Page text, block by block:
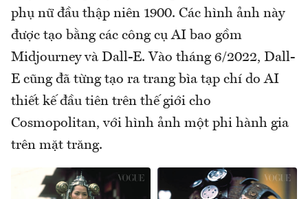
phụ nữ đầu thập niên 1900. Các hình ảnh này
được tạo bằng các công cụ AI bao gồm
Midjourney và Dall-E. Vào tháng 6/2022, Dall-
E cũng đã từng tạo ra trang bìa tạp chí do AI
thiết kế đầu tiên trên thế giới cho
Cosmopolitan, với hình ảnh một phi hành gia
trên mặt trăng.